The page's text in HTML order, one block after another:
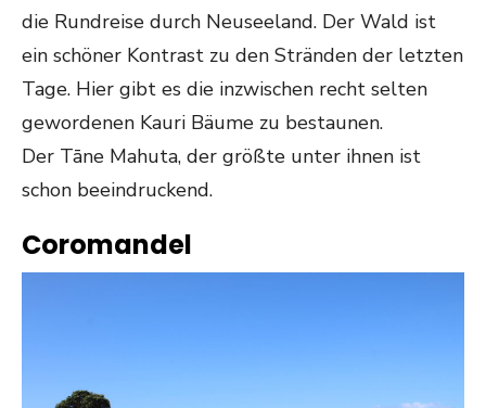
die Rundreise durch Neuseeland. Der Wald ist
ein schöner Kontrast zu den Stränden der letzten
Tage. Hier gibt es die inzwischen recht selten
gewordenen Kauri Bäume zu bestaunen.
Der Tāne Mahuta, der größte unter ihnen ist
schon beeindruckend.
Coromandel